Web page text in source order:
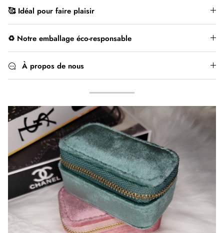
🥰 Idéal pour faire plaisir
♻️ Notre emballage éco-responsable
À propos de nous